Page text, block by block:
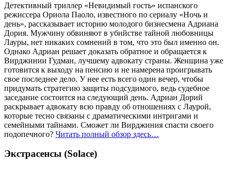
Детективный триллер «Невидимый гость» испанского
режиссера Ориола Паоло, известного по сериалу «Ночь и
день», рассказывает историю молодого бизнесмена Адриана
Дория. Мужчину обвиняют в убийстве тайной любовницы
Лауры, нет никаких сомнений в том, что это был именно он.
Однако Адриан решает доказать обратное и обращается к
Вирджинии Гудман, лучшему адвокату страны. Женщина уже
готовится к выходу на пенсию и не намерена проигрывать
свое последнее дело. У нее есть всего один вечер, чтобы
придумать стратегию защиты подсудимого, ведь судебное
заседание состоится на следующий день. Адриан Дорий
раскрывает адвокату всю правду об отношениях с Лаурой,
которые тесно связаны с драматическими интригами и
семейными тайнами. Сможет ли Вирджиния спасти своего
подопечного? Читать полный обзор здесь…
Экстрасенсы (Solace)